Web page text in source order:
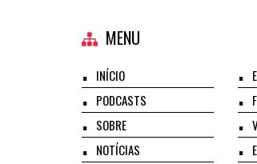
MENU
INÍCIO
PODCASTS
SOBRE
NOTÍCIAS